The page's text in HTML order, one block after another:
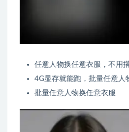
任意人物换任意衣服，不用
4G显存就能跑，批量任意人
批量任意人物换任意衣服